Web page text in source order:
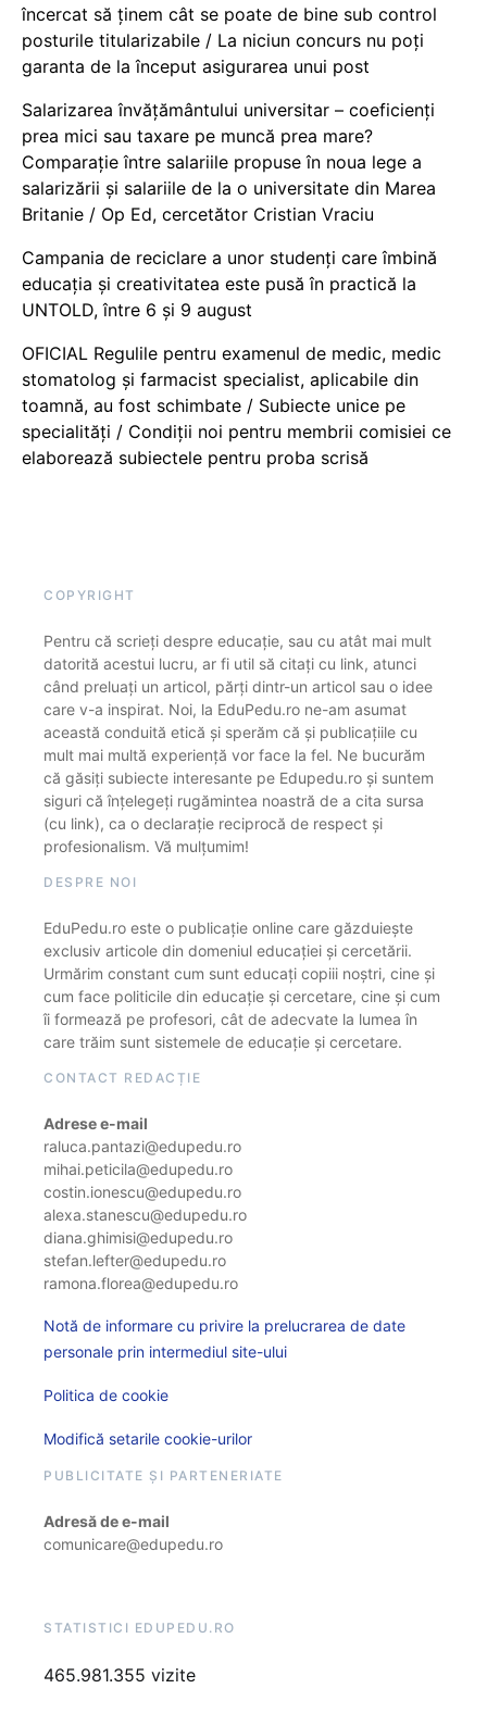
încercat să ținem cât se poate de bine sub control
posturile titularizabile / La niciun concurs nu poți
garanta de la început asigurarea unui post
Salarizarea învățământului universitar – coeficienți
prea mici sau taxare pe muncă prea mare?
Comparație între salariile propuse în noua lege a
salarizării și salariile de la o universitate din Marea
Britanie / Op Ed, cercetător Cristian Vraciu
Campania de reciclare a unor studenți care îmbină
educația și creativitatea este pusă în practică la
UNTOLD, între 6 și 9 august
OFICIAL Regulile pentru examenul de medic, medic
stomatolog și farmacist specialist, aplicabile din
toamnă, au fost schimbate / Subiecte unice pe
specialități / Condiții noi pentru membrii comisiei ce
elaborează subiectele pentru proba scrisă
COPYRIGHT
Pentru că scrieți despre educație, sau cu atât mai mult
datorită acestui lucru, ar fi util să citați cu link, atunci
când preluați un articol, părți dintr-un articol sau o idee
care v-a inspirat. Noi, la EduPedu.ro ne-am asumat
această conduită etică și sperăm că și publicațiile cu
mult mai multă experiență vor face la fel. Ne bucurăm
că găsiți subiecte interesante pe Edupedu.ro și suntem
siguri că înțelegeți rugămintea noastră de a cita sursa
(cu link), ca o declarație reciprocă de respect și
profesionalism. Vă mulțumim!
DESPRE NOI
EduPedu.ro este o publicație online care găzduiește
exclusiv articole din domeniul educației și cercetării.
Urmărim constant cum sunt educați copiii noștri, cine și
cum face politicile din educație și cercetare, cine și cum
îi formează pe profesori, cât de adecvate la lumea în
care trăim sunt sistemele de educație și cercetare.
CONTACT REDACȚIE
Adrese e-mail
raluca.pantazi@edupedu.ro
mihai.peticila@edupedu.ro
costin.ionescu@edupedu.ro
alexa.stanescu@edupedu.ro
diana.ghimisi@edupedu.ro
stefan.lefter@edupedu.ro
ramona.florea@edupedu.ro
Notă de informare cu privire la prelucrarea de date
personale prin intermediul site-ului
Politica de cookie
Modifică setarile cookie-urilor
PUBLICITATE ȘI PARTENERIATE
Adresă de e-mail
comunicare@edupedu.ro
STATISTICI EDUPEDU.RO
465.981.355 vizite